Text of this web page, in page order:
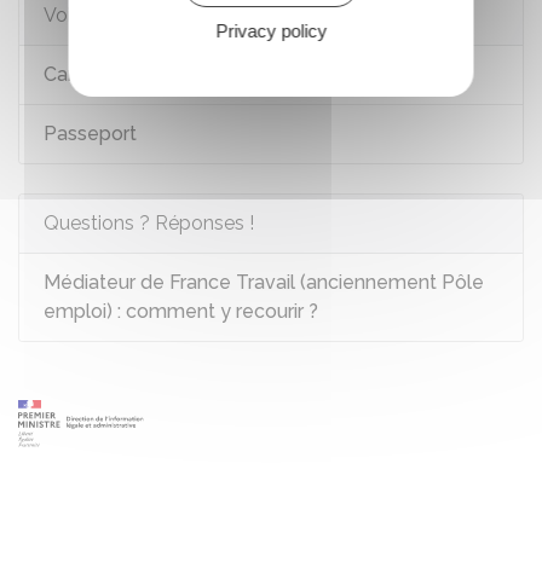
Voir aussi
Carte d'identité
Passeport
Questions ? Réponses !
Médiateur de France Travail (anciennement Pôle
emploi) : comment y recourir ?
Privacy policy